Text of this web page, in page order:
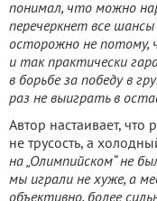
понимал, что можно
перечеркнет все
осторожно не потому,
и так практически
в борьбе за победу в
раз не выиграть в
Автор настаивает, что
не трусость, а
на „Олимпийском“ не
мы играли не хуже, а
объективно, более